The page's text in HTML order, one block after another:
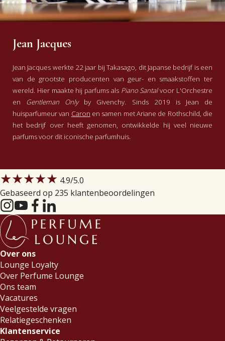
Jean Jacques
Jean Jacques werkte 22 jaar bij Takasago, dit Japanse bedrijf is een
van de grootste producenten van geur- en smaakstoffen ter
wereld. Hier maakte hij parfums als Piano Santalvoor L'Orchestre
en Gentleman Onlyby Givenchy. Sinds 2019 is Jean de
huisparfumeur van Caron en samen met Ariane de Rothschild, die
het bedrijf over heeft genomen, ontwikkelde hij veel nieuwe
parfums voor dit iconische parfumhuis.
★★★★★ 4.9/5.0
Gebaseerd op 235 klantenbeoordelingen
Over ons
Lounge Loyalty
Over Perfume Lounge
Ons team
Vacatures
Veelgestelde vragen
Relatiegeschenken
Klantenservice